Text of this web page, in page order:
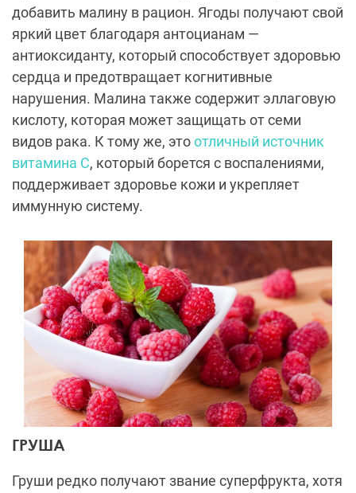
добавить малину в рацион. Ягоды получают свой
яркий цвет благодаря антоцианам —
антиоксиданту, который способствует здоровью
сердца и предотвращает когнитивные
нарушения. Малина также содержит эллаговую
кислоту, которая может защищать от семи
видов рака. К тому же, этоотличный источник
витамина C, который борется с воспалениями,
поддерживает здоровье кожи и укрепляет
иммунную систему.
ГРУША
Груши редко получают звание суперфрукта, хотя